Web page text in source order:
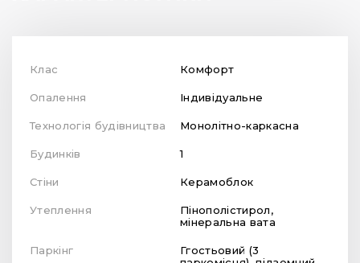
Клас Комфорт
Опалення Індивідуальне
Технологія будівництва Монолітно-каркасна
Будинків 1
Стіни Керамоблок
Утеплення
Пінополістирол,
мінеральна вата
Паркінг
Ггостьовий (3